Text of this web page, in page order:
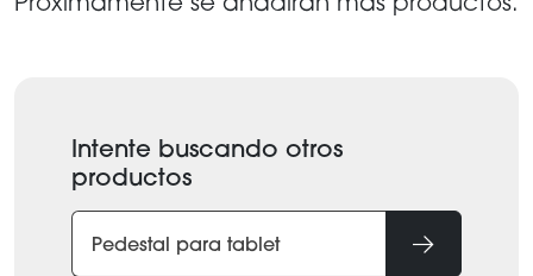
Intente buscando otros
productos